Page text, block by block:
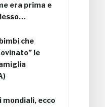
era prima e
che
le
mondiali, ecco